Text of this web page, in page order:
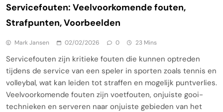
Servicefouten: Veelvoorkomende fouten,
Strafpunten, Voorbeelden
Mark Jansen 02/02/2026 0 23 Mins
Servicefouten zijn kritieke fouten die kunnen optreden
tijdens de service van een speler in sporten zoals tennis en
volleybal, wat kan leiden tot straffen en mogelijk puntverlies.
Veelvoorkomende fouten zijn voetfouten, onjuiste gooi-
technieken en serveren naar onjuiste gebieden van het